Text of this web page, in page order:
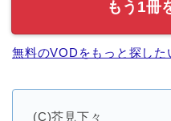
もう1冊
無料のVODをもっと探した
(C)芥見下々